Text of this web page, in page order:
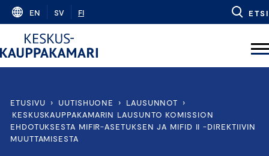
Skip
content
EN SV FI ETSI
ETUSIVU › UUTISHUONE › LAUSUNNOT
›
KESKUSKAUPPAKAMARIN LAUSUNTO KOMISSION
EHDOTUKSESTA MIFIR-ASETUKSEN JA MIFID II -DIREKTIIVIN
MUUTTAMISESTA